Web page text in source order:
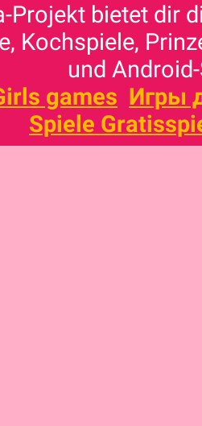
Projekt bietet dir
Kochspiele,
und
games Игры
Spiele